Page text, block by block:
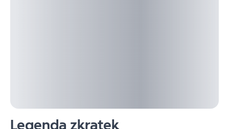
Legenda zkratek